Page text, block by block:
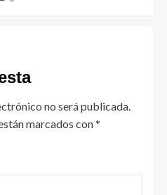
no será publicada.
marcados con*